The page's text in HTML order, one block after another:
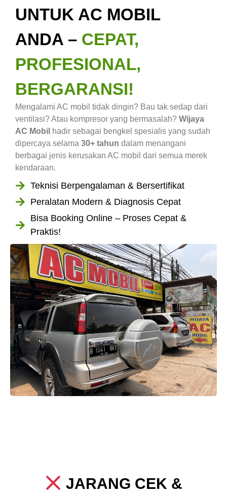
UNTUK AC MOBIL
ANDA – CEPAT,
PROFESIONAL,
BERGARANSI!
Mengalami AC mobil tidak dingin? Bau tak sedap dari
ventilasi? Atau kompresor yang bermasalah? Wijaya
AC Mobil hadir sebagai bengkel spesialis yang sudah
dipercaya selama 30+ tahun dalam menangani
berbagai jenis kerusakan AC mobil dari semua merek
kendaraan.
Teknisi Berpengalaman & Bersertifikat
Peralatan Modern & Diagnosis Cepat
Bisa Booking Online – Proses Cepat &
Praktis!
JARANG CEK &